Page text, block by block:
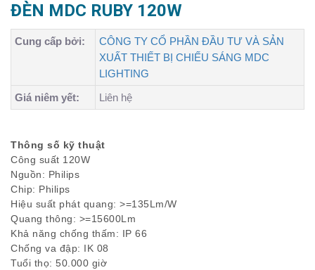
ĐÈN MDC RUBY 120W
Cung cấp bởi:
CÔNG TY CỔ PHẦN ĐẦU TƯ VÀ SẢN
XUẤT THIẾT BỊ CHIẾU SÁNG MDC
LIGHTING
Giá niêm yết:
Liên hệ
Thông số kỹ thuật
Công suất 120W
Nguồn: Philips
Chip: Philips
Hiệu suất phát quang: >=135Lm/W
Quang thông: >=15600Lm
Khả năng chống thấm: IP 66
Chống va đập: IK 08
Tuổi thọ: 50.000 giờ